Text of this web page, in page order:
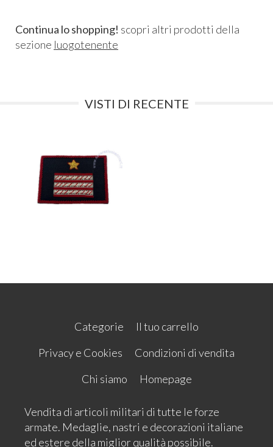
Continua lo shopping! scopri altri prodotti della
sezione luogotenente
VISTI DI RECENTE
Categorie
Il tuo carrello
Privacy e Cookies
Condizioni di vendita
Chi siamo
Homepage
Vendita di articoli militari di tutte le forze
armate. Medaglie, nastri e decorazioni italiane
ed estere della miglior qualità possibile.